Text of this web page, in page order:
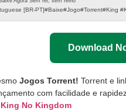
[BR-PT]#Baixe#Jogo#Torrent#King
Download
Jogos Torrent! Torrent e
com facilidade e
King No Kingdom